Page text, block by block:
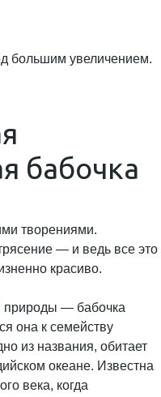
большим увеличением.
бабочка
творениями.
— и ведь все это
красиво.
природы — бабочка
она к семейству
из названия, обитает
океане. Известна
века, когда